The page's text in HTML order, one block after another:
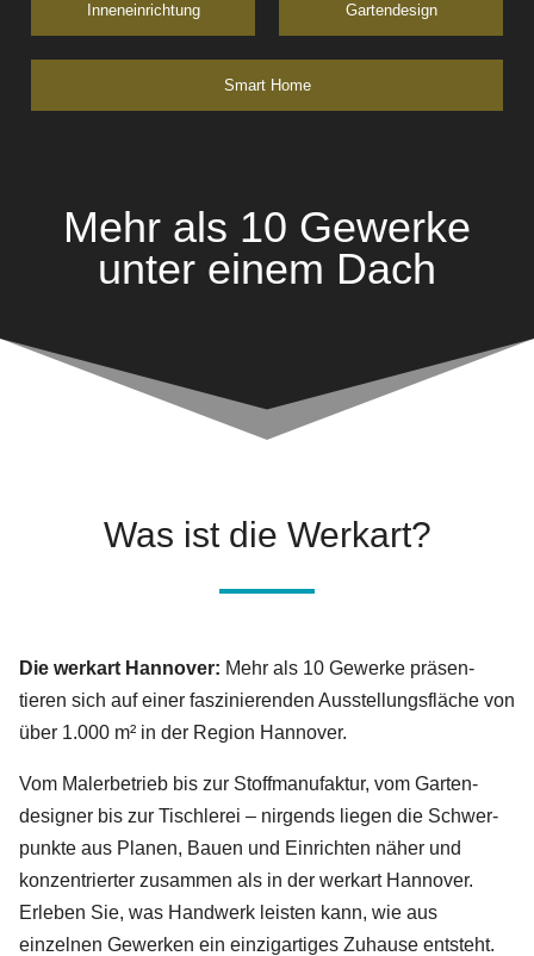
Inneneinrichtung Gartendesign
Smart Home
Mehr als 10 Gewerke
unter einem Dach
Was ist die Werkart?
Die werkart Hannover: Mehr als 10 Ge­werke präsen­
tieren sich auf einer fas­zinierenden Ausstellungs­fläche von
über 1.000 m² in der Region Hannover.
Vom Maler­betrieb bis zur Stoff­manufaktur, vom Garten­
designer bis zur Tischlerei – nirgends liegen die Schwer­
punkte aus Planen, Bauen und Einrichten näher und
konzen­trierter zusammen als in der werkart Hannover.
Erleben Sie, was Handwerk leisten kann, wie aus
einzelnen Gewerken ein einzig­artiges Zuhause entsteht.